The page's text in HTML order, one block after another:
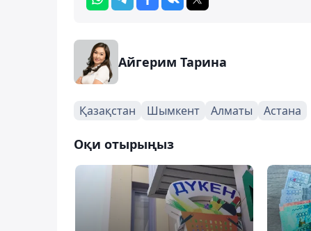
Айгерим Тарина
Қазақстан Шымкент Алматы Астана
Оқи отырыңыз